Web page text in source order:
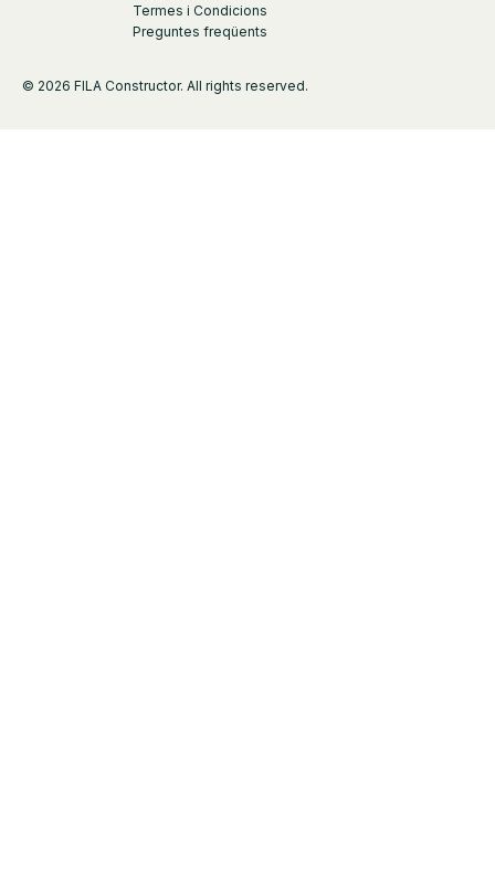
Termes i Condicions
Preguntes freqüents
© 2026 FILA Constructor. All rights reserved.